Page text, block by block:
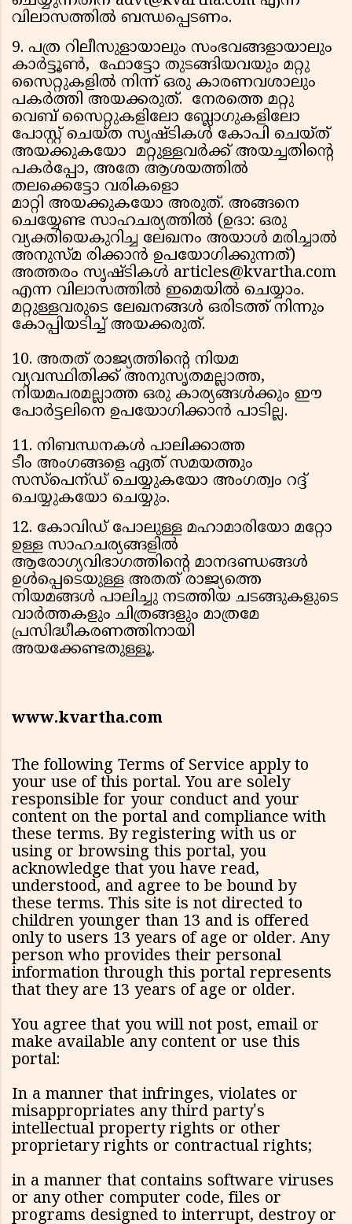
വിലാസത്തില്‍ ബന്ധപ്പെടണം.
9. പത്ര റിലീസുളായാലും സംഭവങ്ങളായാലും
കാര്‍ട്ടൂണ്‍, ഫോട്ടോ തുടങ്ങിയവയും മറ്റു
സൈറ്റുകളില്‍ നിന്ന് ഒരു കാരണവശാലും
പകര്‍ത്തി അയക്കരുത്. നേരത്തെ മറ്റു
വെബ് സൈറ്റുകളിലോ ബ്ലോഗുകളിലോ
പോസ്റ്റ് ചെയ്ത സൃഷ്ടികള്‍ കോപി ചെയ്ത്
അയക്കുകയോ മറ്റുള്ളവര്‍ക്ക് അയച്ചതിന്റെ
പകര്‍പ്പോ, അതേ ആശയത്തില്‍
തലക്കെട്ടോ വരികളൊ
മാറ്റി അയക്കുകയോ അരുത്. അങ്ങനെ
ചെയ്യേണ്ട സാഹചര്യത്തില്‍ (ഉദാ: ഒരു
വ്യക്തിയെകുറിച്ച ലേഖനം അയാള്‍ മരിച്ചാല്‍
അനുസ്മ രിക്കാന്‍ ഉപയോഗിക്കുന്നത്)
അത്തരം സൃഷ്ടികള്‍ articles@kvartha.com
എന്ന വിലാസത്തില്‍ ഇമെയില്‍ ചെയ്യാം.
മറ്റുള്ളവരുടെ ലേഖനങ്ങള്‍ ഒരിടത്ത് നിന്നും
കോപ്പിയടിച്ച് അയക്കരുത്.
10. അതത് രാജ്യത്തിന്റെ നിയമ
വ്യവസ്ഥിതിക്ക് അനുസൃതമല്ലാത്ത,
നിയമപരമല്ലാത്ത ഒരു കാര്യങ്ങള്‍ക്കും ഈ
പോര്‍ട്ടലിനെ ഉപയോഗിക്കാന്‍ പാടില്ല.
11. നിബന്ധനകള്‍ പാലിക്കാത്ത
ടീം അംഗങ്ങളെ ഏത് സമയത്തും
സസ്പെന്ഡ് ചെയ്യുകയോ അംഗത്വം റദ്ദ്
ചെയ്യുകയോ ചെയ്യും.
12. കോവിഡ് പോലുള്ള മഹാമാരിയോ മറ്റോ
ഉള്ള സാഹചര്യങ്ങളിൽ
ആരോഗ്യവിഭാഗത്തിൻ്റെ മാനദണ്ഡങ്ങൾ
ഉൾപ്പെടെയുള്ള അതത് രാജ്യത്തെ
നിയമങ്ങൾ പാലിച്ചു നടത്തിയ ചടങ്ങുകളുടെ
വാർത്തകളും ചിത്രങ്ങളും മാത്രമേ
പ്രസിദ്ധീകരണത്തിനായി
അയക്കേണ്ടതുള്ളൂ.
www.kvartha.com
The following Terms of Service apply to
your use of this portal. You are solely
responsible for your conduct and your
content on the portal and compliance with
these terms. By registering with us or
using or browsing this portal, you
acknowledge that you have read,
understood, and agree to be bound by
these terms. This site is not directed to
children younger than 13 and is offered
only to users 13 years of age or older. Any
person who provides their personal
information through this portal represents
that they are 13 years of age or older.
You agree that you will not post, email or
make available any content or use this
portal:
In a manner that infringes, violates or
misappropriates any third party's
intellectual property rights or other
proprietary rights or contractual rights;
in a manner that contains software viruses
or any other computer code, files or
programs designed to interrupt, destroy or